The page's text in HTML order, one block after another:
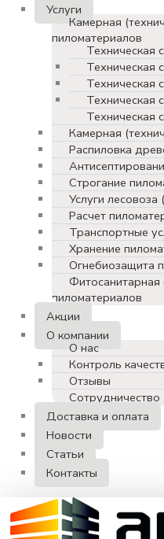
Услуги
Камерная
пиломатериалов
Техническая
Техническая
Техническая
Техническая
Техническая
Камерная
Распиловка
Строгание
Услуги лесовоза
Расчет
Транспортные
Хранение
Огнебиозащита
Фитосанитарная
пиломатериалов
Акции
О компании
О нас
Контроль
Отзывы
Сотрудничество
Доставка и оплата
Новости
Статьи
Контакты